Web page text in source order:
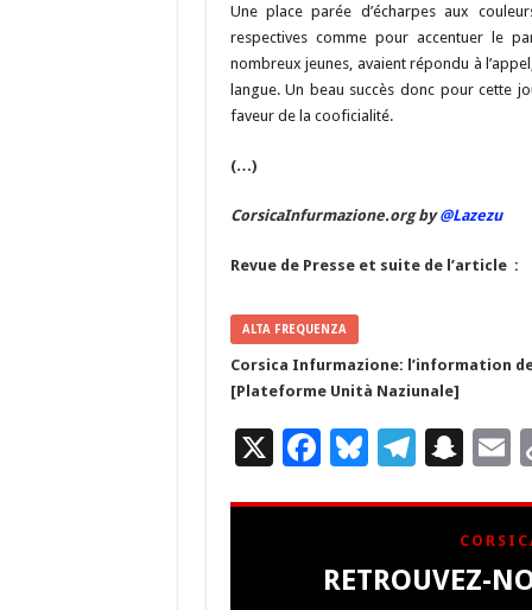
Une place parée d’écharpes aux
respectives comme pour accentuer le
nombreux jeunes, avaient répondu à
langue. Un beau succès donc pour cette
faveur de la cooficialité.
(…)
CorsicaInfurmazione.org by@Lazezu
Revue de Presse et suite de l’article :
ALTA FREQUENZA
Corsica Infurmazione: l’information
[Plateforme Unità Naziunale]
X F
b
o
Bl
ky
T
gr
a
S
a
p
c
E
l
RETROUVEZ-